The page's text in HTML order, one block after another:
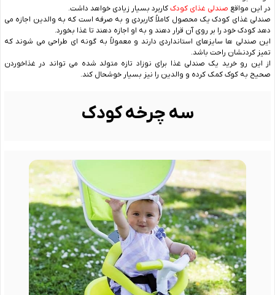
در این مواقع صندلی غذای کودککاربرد بسیار زیادی خواهد داشت.
صندلی غذای کودک یک محصول کاملاً کاربردی و به صرفه است که به والدین اجازه می
‌دهد کودک خود را بر روی آن قرار دهند و به او اجازه دهند تا غذا بخورد.
این صندلی‌ ها سایزهای استانداردی دارند و معمولاً به‌ گونه ‌ای طراحی می ‌شوند که
تمیز کردنشان راحت ‌باشد.
از این رو خرید یک صندلی غذا برای نوزاد تازه متولد شده می تواند در غذاخوردن
صحیح به کوک کمک کرده و والدین را نیز بسیار خوشحال کند.
سه چرخه کودک